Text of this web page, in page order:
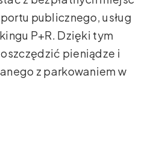
publicznego, usług
P+R. Dzięki tym
pieniądze i
z parkowaniem w